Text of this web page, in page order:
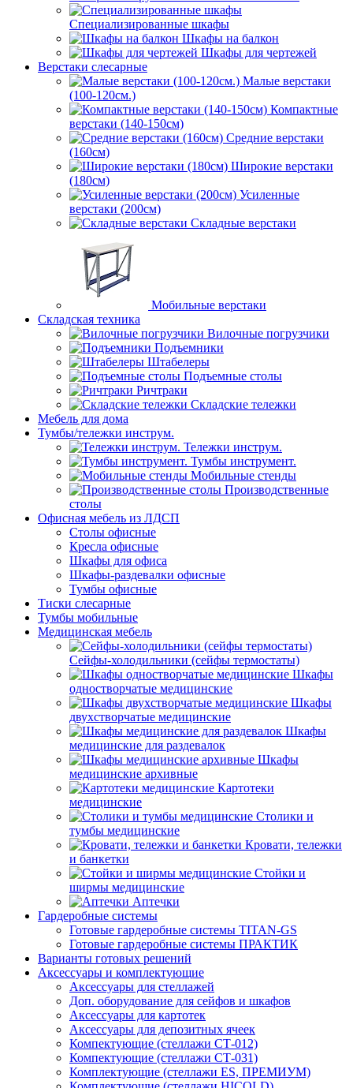
Специализированные шкафы
Шкафы на балкон
Шкафы для чертежей
Верстаки слесарные
Малые верстаки
(100-120см.)
Компактные
верстаки (140-150см)
Средние верстаки
(160см)
Широкие верстаки
(180см)
Усиленные
верстаки (200см)
Складные верстаки
Мобильные верстаки
Складская техника
Вилочные погрузчики
Подъемники
Штабелеры
Подъемные столы
Ричтраки
Складские тележки
Мебель для дома
Тумбы/тележки инструм.
Тележки инструм.
Тумбы инструмент.
Мобильные стенды
Производственные
столы
Офисная мебель из ЛДСП
Столы офисные
Кресла офисные
Шкафы для офиса
Шкафы-раздевалки офисные
Тумбы офисные
Тиски слесарные
Тумбы мобильные
Медицинская мебель
Сейфы-холодильники (сейфы термостаты)
Шкафы
одностворчатые медицинские
Шкафы
двухстворчатые медицинские
Шкафы
медицинские для раздевалок
Шкафы
медицинские архивные
Картотеки
медицинские
Столики и
тумбы медицинские
Кровати, тележки
и банкетки
Стойки и
ширмы медицинские
Аптечки
Гардеробные системы
Готовые гардеробные системы TITAN-GS
Готовые гардеробные системы ПРАКТИК
Варианты готовых решений
Аксессуары и комплектующие
Аксессуары для стеллажей
Доп. оборудование для сейфов и шкафов
Аксессуары для картотек
Аксессуары для депозитных ячеек
Компектующие (стеллажи СТ-012)
Компектующие (стеллажи СТ-031)
Комплектующие (стеллажи ES, ПРЕМИУМ)